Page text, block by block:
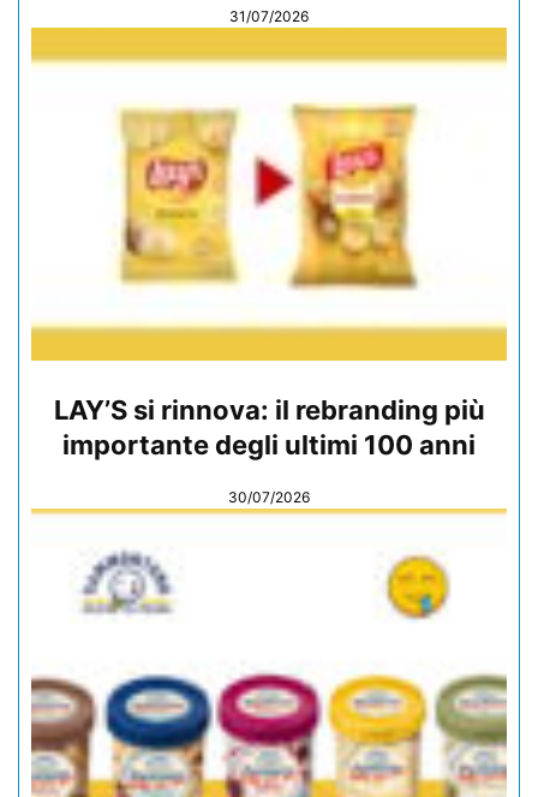
31/07/2026
LAY’S si rinnova: il rebranding più
importante degli ultimi 100 anni
30/07/2026